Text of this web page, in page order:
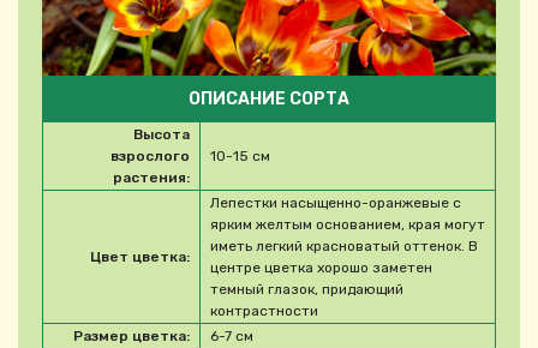
ОПИСАНИЕ СОРТА
Высота
взрослого
растения:
10-15 см
Цвет цветка:
Лепестки насыщенно-оранжевые с
ярким желтым основанием, края могут
иметь легкий красноватый оттенок. В
центре цветка хорошо заметен
темный глазок, придающий
контрастности
Размер цветка:
6-7 см